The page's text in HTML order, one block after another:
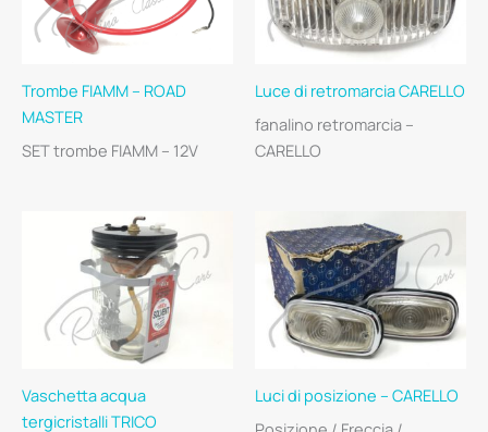
Trombe FIAMM – ROAD
MASTER
SET trombe FIAMM – 12V
Luce di retromarcia CARELLO
fanalino retromarcia –
CARELLO
Vaschetta acqua
tergicristalli TRICO
Luci di posizione – CARELLO